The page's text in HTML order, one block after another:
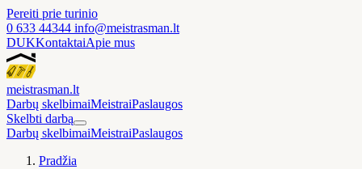
Pereiti prie turinio
0 633 44344 info@meistrasman.lt
DUKKontaktaiApie mus
meistrasman.lt
Darbų skelbimaiMeistraiPaslaugos
Skelbti darbą
Darbų skelbimaiMeistraiPaslaugos
Pradžia